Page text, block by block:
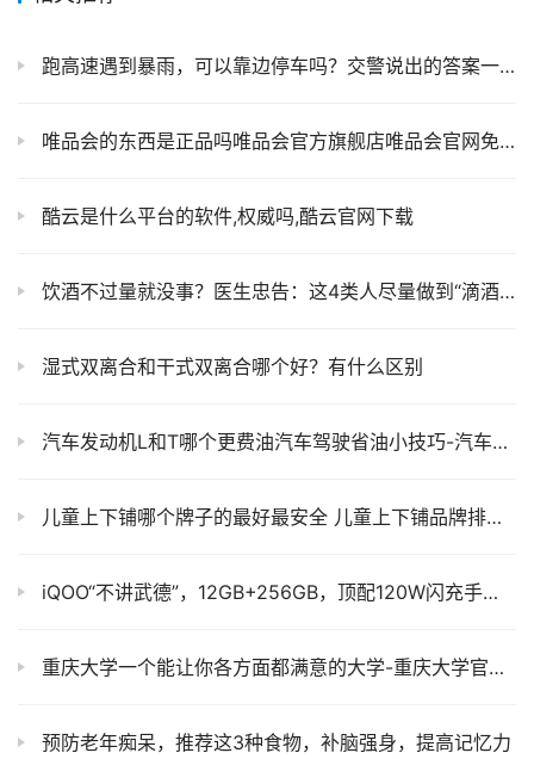
跑高速遇到暴雨，可以靠边停车吗？交警说出的答案一看就懂！
唯品会的东西是正品吗唯品会官方旗舰店唯品会官网免费下载
酷云是什么平台的软件,权威吗,酷云官网下载
饮酒不过量就没事？医生忠告：这4类人尽量做到“滴酒不沾”
湿式双离合和干式双离合哪个好？有什么区别
汽车发动机L和T哪个更费油汽车驾驶省油小技巧-汽车之家
儿童上下铺哪个牌子的最好最安全 儿童上下铺品牌排行榜
iQOO“不讲武德”，12GB+256GB，顶配120W闪充手机降至1499元
重庆大学一个能让你各方面都满意的大学-重庆大学官网研究生招收网
预防老年痴呆，推荐这3种食物，补脑强身，提高记忆力